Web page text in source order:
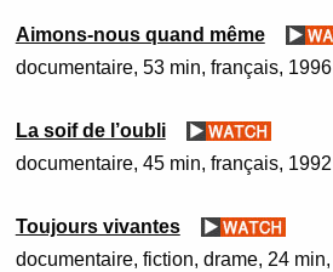
Aimons-nous quand même
documentaire 53 min français 1996
La soif de l’oubli
documentaire 45 min français 1992
Toujours vivantes
documentaire, fiction drame 24 min